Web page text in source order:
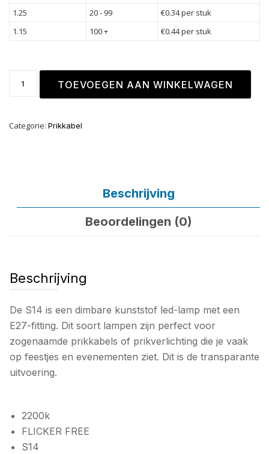
1.25
20 - 99 €0.34per stuk
1.15
100 + €0.44per stuk
TOEVOEGEN AAN WINKELWAGEN
Categorie: Prikkabel
Beschrijving
Beoordelingen (0)
Beschrijving
De S14 is een dimbare kunststof led-lamp met een
E27-fitting. Dit soort lampen zijn perfect voor
zogenaamde prikkabels of prikverlichting die je vaak
op feestjes en evenementen ziet. Dit is de transparante
uitvoering.
2200k
FLICKER FREE
S14